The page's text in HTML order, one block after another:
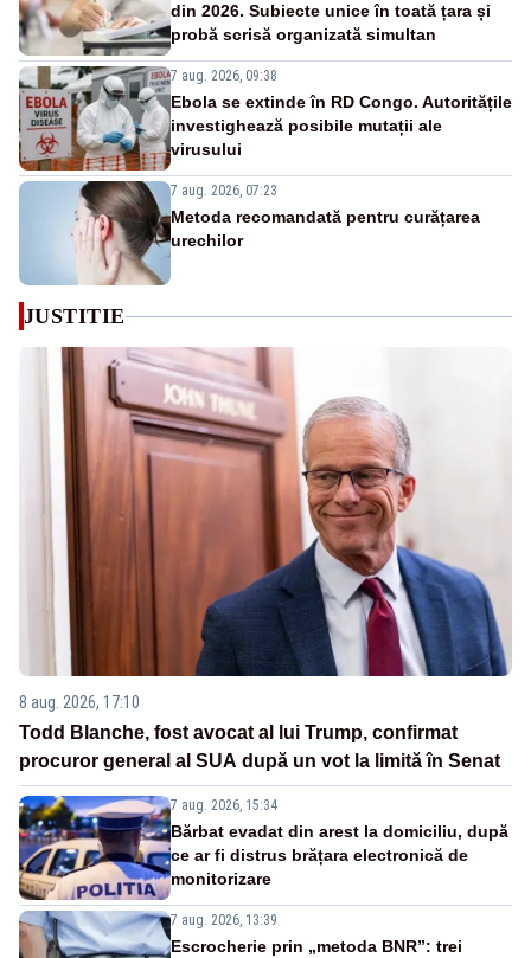
din 2026. Subiecte unice în toată țara și
probă scrisă organizată simultan
7 aug. 2026, 09:38
Ebola se extinde în RD Congo. Autoritățile
investighează posibile mutații ale
virusului
7 aug. 2026, 07:23
Metoda recomandată pentru curățarea
urechilor
JUSTITIE
8 aug. 2026, 17:10
Todd Blanche, fost avocat al lui Trump, confirmat
procuror general al SUA după un vot la limită în Senat
7 aug. 2026, 15:34
Bărbat evadat din arest la domiciliu, după
ce ar fi distrus brățara electronică de
monitorizare
7 aug. 2026, 13:39
Escrocherie prin „metoda BNR”: trei